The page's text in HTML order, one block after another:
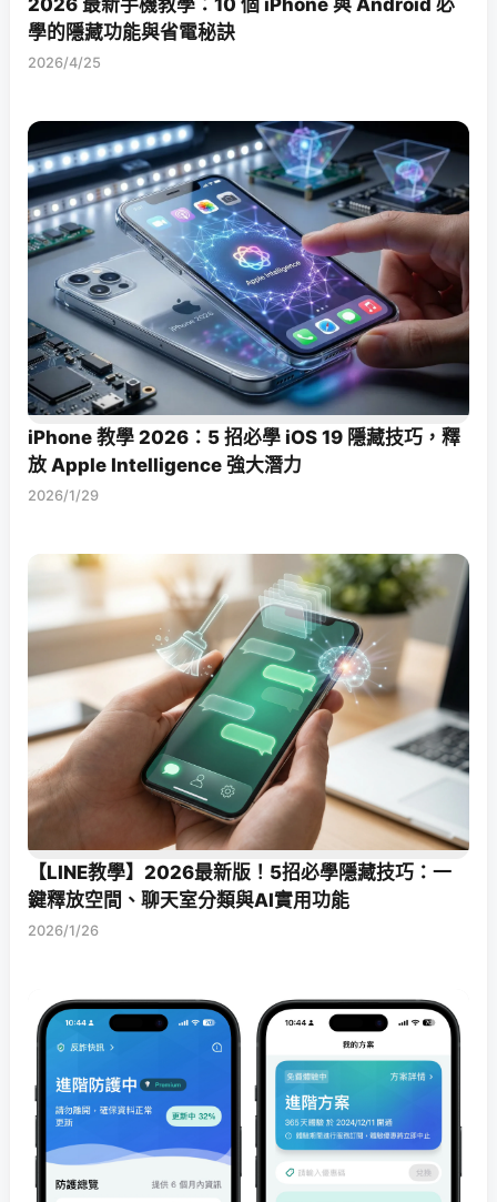
學的隱藏功能與省電秘訣
2026/4/25
iPhone 教學 2026：5 招必學 iOS 19 隱藏技巧，釋
放 Apple Intelligence 強大潛力
2026/1/29
【LINE教學】2026最新版！5招必學隱藏技巧：一
鍵釋放空間、聊天室分類與AI實用功能
2026/1/26